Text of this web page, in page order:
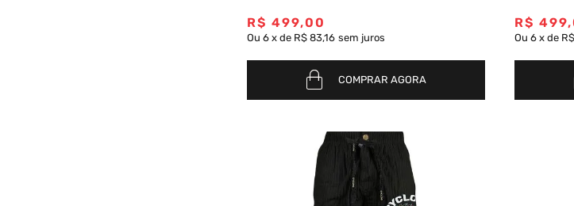
R$ 499,00
Ou6 x de R$ 83,16 sem juros
COMPRAR AGORA
R$ 499,
Ou6 x de